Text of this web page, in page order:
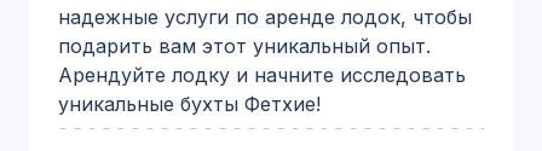
надежные услуги по аренде лодок, чтобы
подарить вам этот уникальный опыт.
Арендуйте лодку и начните исследовать
уникальные бухты Фетхие!